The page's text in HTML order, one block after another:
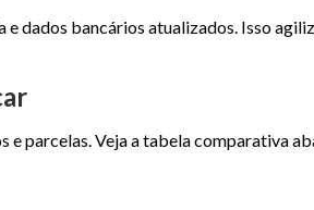
e dados bancários atualizados. Isso
parcelas. Veja a tabela comparativa